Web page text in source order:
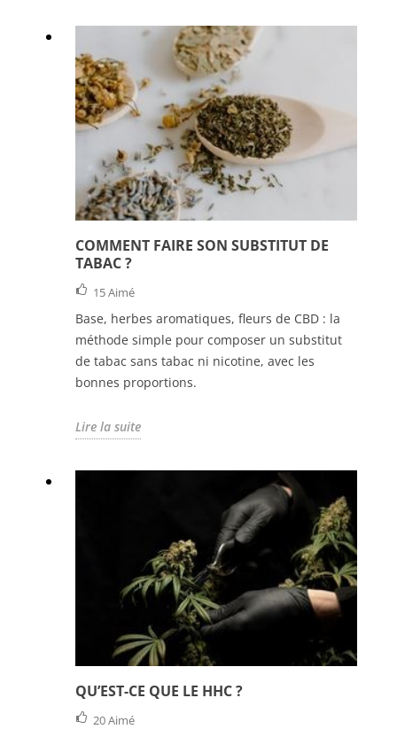
COMMENT FAIRE SON SUBSTITUT DE
TABAC ?
15Aimé
Base, herbes aromatiques, fleurs de CBD : la
méthode simple pour composer un substitut
de tabac sans tabac ni nicotine, avec les
bonnes proportions.
Lire la suite
QU’EST-CE QUE LE HHC ?
20Aimé